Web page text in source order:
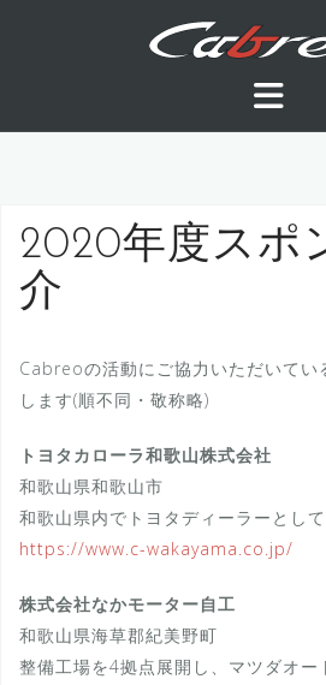
ツ
2020年度スポ
介
Cabreoの活動にご協力いただいてい
します(順不同・敬称略)
トヨタカローラ和歌山株式会社
和歌山県和歌山市
和歌山県内でトヨタディーラーとし
https://www.c-wakayama.co.jp/
株式会社なかモーター自工
和歌山県海草郡紀美野町
整備工場を4拠点展開し、マツダオー